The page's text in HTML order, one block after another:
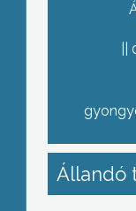
Állandó